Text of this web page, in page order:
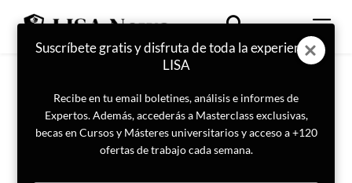
Suscríbete gratis y disfruta de toda la experiencia
LISA
Recibe en tu email boletines, análisis e informes de
Expertos. Además, accederás a Masterclass exclusivas,
becas en Cursos y Másteres universitarios y acceso a +120
ofertas de trabajo cada semana.